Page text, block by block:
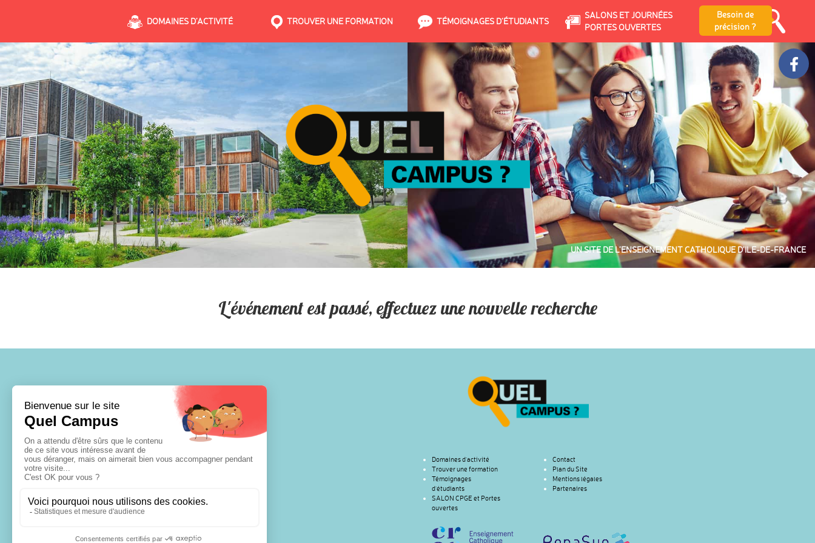
DOMAINES D’ACTIVITÉ TROUVER UNE FORMATION TÉMOIGNAGES D’ÉTUDIANTS
SALONS ET JOURNÉES
PORTES OUVERTES
Besoin de
précision ?
UN SITE DE L’ENSEIGNEMENT CATHOLIQUE D’ILE-DE-FRANCE
L'événement est passé, effectuez une nouvelle recherche
Domaines d’activité
Trouver une formation
Témoignages
d’étudiants
SALON CPGE et Portes
ouvertes
Contact
Plan du Site
Mentions légales
Partenaires